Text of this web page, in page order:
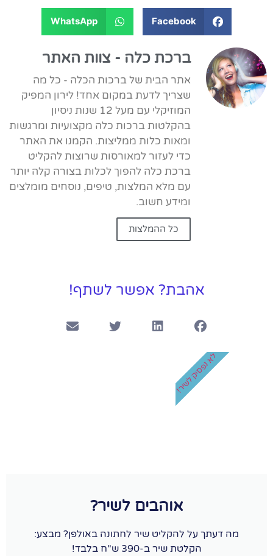
Facebook
WhatsApp
ברכת כלה - צוות האתר
אתר הבית של ברכות הכלה - כל מה
שצריך לדעת במקום אחד! לירון המפיק
המוזיקלי עם מעל 12 שנות ניסיון
בהקלטות ברכות כלה מקצועיות ומרגשות
ומאות כלות ממליצות. הקמנו את האתר
כדי לעזור למאורסות שרוצות להקליט
ברכת כלה להפוך לכלות בצורה קלה יותר
עם מלא המלצות, טיפים, נוסחים מומלצים
ומידע חשוב.
כל ההמלצות
אהבת? אפשר לשתף!
אוהבים לשיר?
מה דעתך על להקליט שיר לחתונה באולפן? מבצע:
הקלטת שיר ב-390 ש"ח בלבד!
לא נפסיק לשיר!